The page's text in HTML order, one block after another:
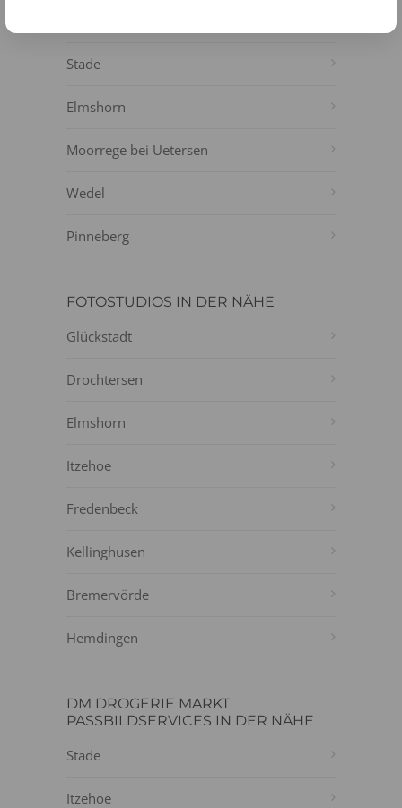
Stade
Elmshorn
Moorrege bei Uetersen
Wedel
Pinneberg
FOTOSTUDIOS IN DER NÄHE
Glückstadt
Drochtersen
Elmshorn
Itzehoe
Fredenbeck
Kellinghusen
Bremervörde
Hemdingen
DM DROGERIE MARKT
PASSBILDSERVICES IN DER NÄHE
Stade
Itzehoe